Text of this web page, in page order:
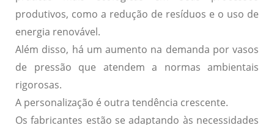
produtivos, como a redução de resíduos e o uso de
energia renovável.
Além disso, há um aumento na demanda por vasos
de pressão que atendem a normas ambientais
rigorosas.
A personalização é outra tendência crescente.
Os fabricantes estão se adaptando às necessidades